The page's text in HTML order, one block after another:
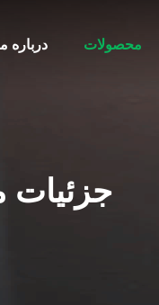
درباره محصولات